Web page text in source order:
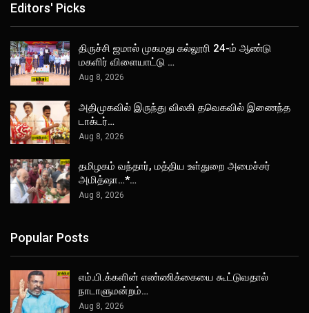
Editors' Picks
திருச்சி ஜமால் முகமது கல்லூரி 24-ம் ஆண்டு
மகளிர் விளையாட்டு …
Aug 8, 2026
அதிமுகவில் இருந்து விலகி தவெகவில் இணைந்த
டாக்டர்…
Aug 8, 2026
தமிழகம் வந்தார், மத்திய உள்துறை அமைச்சர்
அமித்ஷா…*…
Aug 8, 2026
Popular Posts
எம்.பி.க்களின் எண்ணிக்கையை கூட்டுவதால்
நாடாளுமன்றம்…
Aug 8, 2026